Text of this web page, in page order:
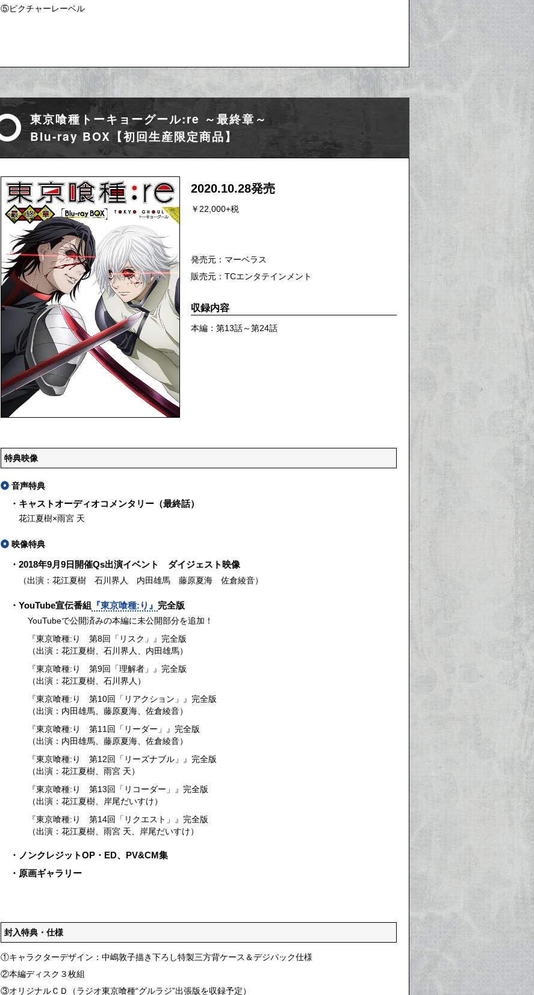
⑤ピクチャーレーベル
東京喰種トーキョーグール:re ～最終章～
Blu-ray BOX【初回生産限定商品】
2020.10.28発売
￥22,000+税
発売元：マーベラス
販売元：TCエンタテインメント
収録内容
本編：第13話～第24話
特典映像
音声特典
・キャストオーディオコメンタリー（最終話）
花江夏樹×雨宮 天
映像特典
・2018年9月9日開催Qs出演イベント ダイジェスト映像
（出演：花江夏樹 石川界人 内田雄馬 藤原夏海 佐倉綾音）
・YouTube宣伝番組 『東京喰種:り』 完全版
YouTubeで公開済みの本編に未公開部分を追加！
『東京喰種:り 第8回「リスク」』完全版
（出演：花江夏樹、石川界人、内田雄馬）
『東京喰種:り 第9回「理解者」』完全版
（出演：花江夏樹、石川界人）
『東京喰種:り 第10回「リアクション」』完全版
（出演：内田雄馬、藤原夏海、佐倉綾音）
『東京喰種:り 第11回「リーダー」』完全版
（出演：内田雄馬、藤原夏海、佐倉綾音）
『東京喰種:り 第12回「リーズナブル」』完全版
（出演：花江夏樹、雨宮 天）
『東京喰種:り 第13回「リコーダー」』完全版
（出演：花江夏樹、岸尾だいすけ）
『東京喰種:り 第14回「リクエスト」』完全版
（出演：花江夏樹、雨宮 天、岸尾だいすけ）
・ノンクレジットOP・ED、PV&CM集
・原画ギャラリー
封入特典・仕様
①キャラクターデザイン：中嶋敦子描き下ろし特製三方背ケース＆デジパック仕様
②本編ディスク３枚組
③オリジナルＣＤ（ラジオ東京喰種“グルラジ”出張版を収録予定）